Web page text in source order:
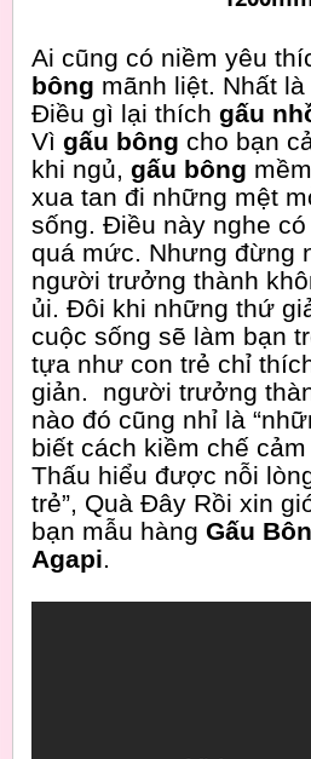
Ai cũng có niềm yêu
bông mãnh liệt. Nhất là
Điều gì lại thích gấu
Vì gấu bông cho bạn
khi ngủ, gấu bông
xua tan đi những mệt
sống. Điều này nghe
quá mức. Nhưng đừng
người trưởng thành
ủi. Đôi khi những thứ
cuộc sống sẽ làm bạn
tựa như con trẻ chỉ
giản. người trưởng
nào đó cũng nhỉ là
biết cách kiềm chế
Thấu hiểu được nỗi
trẻ”, Quà Đây Rồi xin
bạn mẫu hàng Gấu
Agapi.